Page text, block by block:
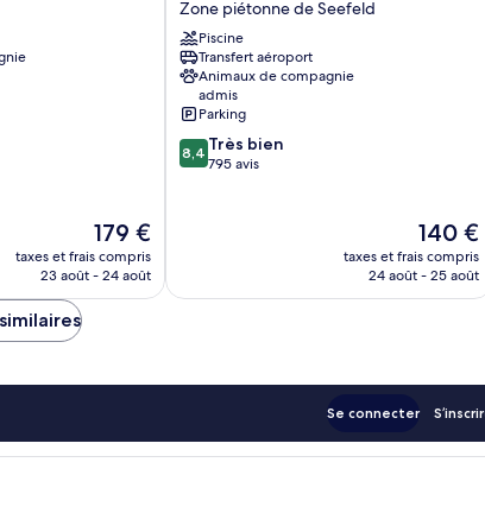
Le
nouveau
prix
179 €
taxes et frais compris
23 août - 24 août
Zone
piétonne
de
Seefeld
Zone piétonne de Seefeld
Piscine
Transfert aéroport
Animaux de compagnie
admis
Parking
8.4
sur
8,4 Très bien
795 avis
Le
nouveau
prix
140 €
taxes et frais compris
24 août - 25 août
Se connecter